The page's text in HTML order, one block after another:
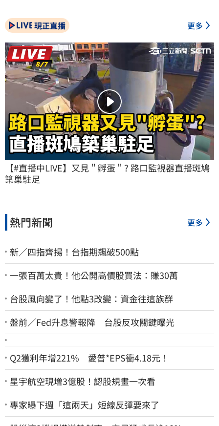
現正直播 更多
【#直播中LIVE】又見＂孵蛋＂? 路口監視器直播斑鳩
築巢駐足
熱門新聞 更多
新／四指齊揚！台指期飆破500點
一張百萬太貴！他公開高價股買法：賺30萬
台股風向變了！他點3改變：資金往這族群
盤前／Fed升息警報降 台股反攻關鍵曝光
Q2獲利年增221% 愛普*EPS衝4.18元！
星宇航空現增3億股！認股規畫一次看
專家曝下週「這兩天」短線反彈要來了